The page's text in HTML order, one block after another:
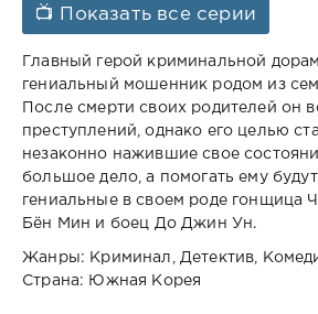
📺 Показать все серии
Главный герой криминальной
гениальный мошенник родом из
После смерти своих родителей он
преступлений, однако его целью
незаконно нажившие свое
большое дело, а помогать ему
гениальные в своем роде гонщица
Бён Мин и боец До Джин Ун.
Жанры: Криминал, Детектив,
Страна: Южная Корея